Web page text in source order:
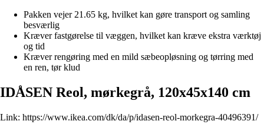
Pakken vejer 21.65 kg, hvilket kan gøre transport og samling
besværlig
Kræver fastgørelse til væggen, hvilket kan kræve ekstra værktøj
og tid
Kræver rengøring med en mild sæbeopløsning og tørring med
en ren, tør klud
IDÅSEN Reol, mørkegrå, 120x45x140 cm
Link: https://www.ikea.com/dk/da/p/idasen-reol-morkegra-40496391/